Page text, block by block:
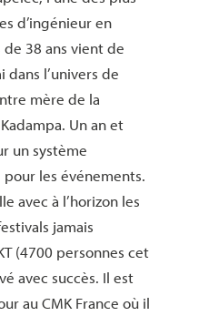
d’ingénieur en
de 38 ans vient de
l’univers de
mère de la
Un an et
un système
les événements.
avec à l’horizon les
jamais
(4700 personnes cet
avec succès. Il est
au CMK France où il